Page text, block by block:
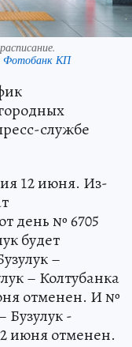
Фотобанк КП
службе
12 июня. Из-
день № 6705
будет
–
– Колтубанка
отменен. И №
Бузулук -
июня отменен.